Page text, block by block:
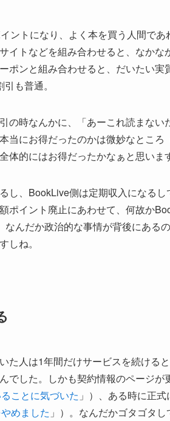
ントになり、よく本を買う人間で
イトなどを組み合わせると、なかな
ポンと組み合わせると、だいたい実
も普通。
の時なんかに、「あーこれ読まない
当にお得だったのかは微妙なところ
的にはお得だったかなぁと思いま
し、BookLive側は定期収入になる
ポイント廃止にあわせて、何故か
んだか政治的な事情が背後にある
しね。
た人は1年間だけサービスを続ける
でした。しかも契約情報のページが
ことに気づいた 」）、ある時に正
めました 」）。なんだかゴタゴタ